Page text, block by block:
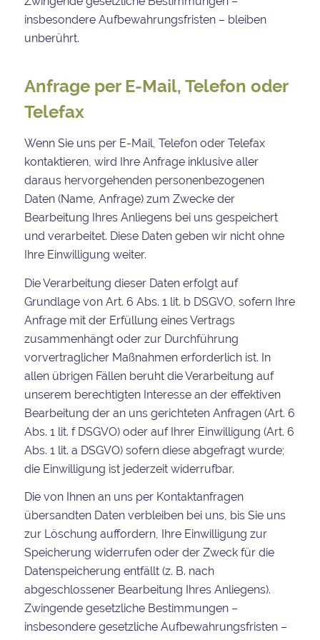
insbesondere Aufbewahrungsfristen – bleiben
unberührt.
Anfrage per E-Mail, Telefon oder
Telefax
Wenn Sie uns per E-Mail, Telefon oder Telefax
kontaktieren, wird Ihre Anfrage inklusive aller
daraus hervorgehenden personenbezogenen
Daten (Name, Anfrage) zum Zwecke der
Bearbeitung Ihres Anliegens bei uns gespeichert
und verarbeitet. Diese Daten geben wir nicht ohne
Ihre Einwilligung weiter.
Die Verarbeitung dieser Daten erfolgt auf
Grundlage von Art. 6 Abs. 1 lit. b DSGVO, sofern Ihre
Anfrage mit der Erfüllung eines Vertrags
zusammenhängt oder zur Durchführung
vorvertraglicher Maßnahmen erforderlich ist. In
allen übrigen Fällen beruht die Verarbeitung auf
unserem berechtigten Interesse an der effektiven
Bearbeitung der an uns gerichteten Anfragen (Art. 6
Abs. 1 lit. f DSGVO) oder auf Ihrer Einwilligung (Art. 6
Abs. 1 lit. a DSGVO) sofern diese abgefragt wurde;
die Einwilligung ist jederzeit widerrufbar.
Die von Ihnen an uns per Kontaktanfragen
übersandten Daten verbleiben bei uns, bis Sie uns
zur Löschung auffordern, Ihre Einwilligung zur
Speicherung widerrufen oder der Zweck für die
Datenspeicherung entfällt (z. B. nach
abgeschlossener Bearbeitung Ihres Anliegens).
Zwingende gesetzliche Bestimmungen –
insbesondere gesetzliche Aufbewahrungsfristen –